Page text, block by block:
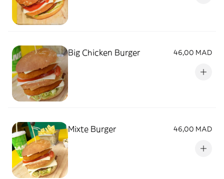
Big Chicken Burger 46,00 MAD
Mixte Burger 46,00 MAD